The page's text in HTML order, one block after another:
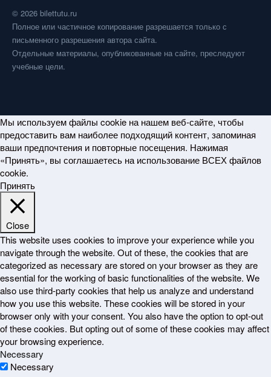
© 2026 bilettutu.ru
Полное или частичное копирование разрешается только с
письменного разрешения автора сайта.
Отдельные материалы, опубликованные на сайте, преследуют
учебные цели.
Мы используем файлы cookie на нашем веб-сайте, чтобы
предоставить вам наиболее подходящий контент, запоминая
ваши предпочтения и повторные посещения. Нажимая
«Принять», вы соглашаетесь на использование ВСЕХ файлов
cookie.
Принять
Close
This website uses cookies to improve your experience while you
navigate through the website. Out of these, the cookies that are
categorized as necessary are stored on your browser as they are
essential for the working of basic functionalities of the website. We
also use third-party cookies that help us analyze and understand
how you use this website. These cookies will be stored in your
browser only with your consent. You also have the option to opt-out
of these cookies. But opting out of some of these cookies may affect
your browsing experience.
Necessary
Necessary